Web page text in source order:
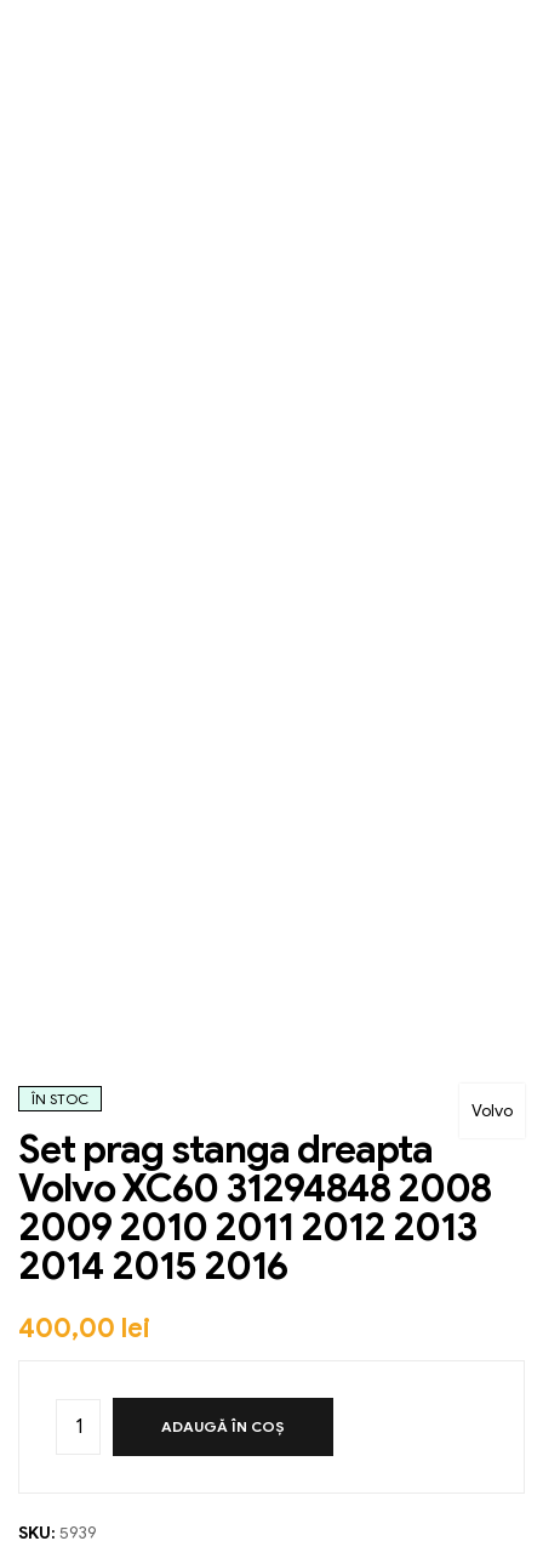
Volvo
ÎN STOC
Set prag stanga dreapta
Volvo XC60 31294848 2008
2009 2010 2011 2012 2013
2014 2015 2016
400,00 lei
ADAUGĂ ÎN COȘ
SKU: 5939